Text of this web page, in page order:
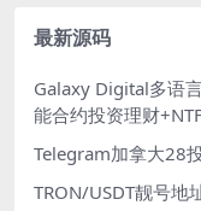
最新源码
Galaxy Digital多语
能合约投资理财
Telegram加拿大28
TRON/USDT靓号地